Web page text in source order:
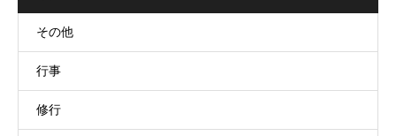
その他
行事
修行